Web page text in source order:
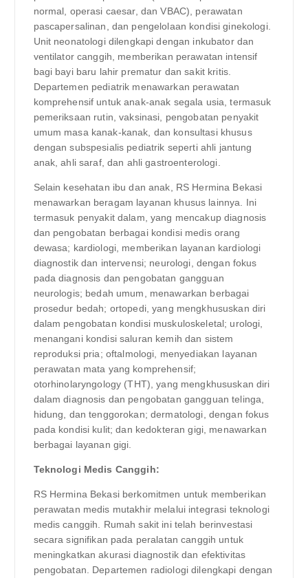
normal, operasi caesar, dan VBAC), perawatan
pascapersalinan, dan pengelolaan kondisi ginekologi.
Unit neonatologi dilengkapi dengan inkubator dan
ventilator canggih, memberikan perawatan intensif
bagi bayi baru lahir prematur dan sakit kritis.
Departemen pediatrik menawarkan perawatan
komprehensif untuk anak-anak segala usia, termasuk
pemeriksaan rutin, vaksinasi, pengobatan penyakit
umum masa kanak-kanak, dan konsultasi khusus
dengan subspesialis pediatrik seperti ahli jantung
anak, ahli saraf, dan ahli gastroenterologi.
Selain kesehatan ibu dan anak, RS Hermina Bekasi
menawarkan beragam layanan khusus lainnya. Ini
termasuk penyakit dalam, yang mencakup diagnosis
dan pengobatan berbagai kondisi medis orang
dewasa; kardiologi, memberikan layanan kardiologi
diagnostik dan intervensi; neurologi, dengan fokus
pada diagnosis dan pengobatan gangguan
neurologis; bedah umum, menawarkan berbagai
prosedur bedah; ortopedi, yang mengkhususkan diri
dalam pengobatan kondisi muskuloskeletal; urologi,
menangani kondisi saluran kemih dan sistem
reproduksi pria; oftalmologi, menyediakan layanan
perawatan mata yang komprehensif;
otorhinolaryngology (THT), yang mengkhususkan diri
dalam diagnosis dan pengobatan gangguan telinga,
hidung, dan tenggorokan; dermatologi, dengan fokus
pada kondisi kulit; dan kedokteran gigi, menawarkan
berbagai layanan gigi.
Teknologi Medis Canggih:
RS Hermina Bekasi berkomitmen untuk memberikan
perawatan medis mutakhir melalui integrasi teknologi
medis canggih. Rumah sakit ini telah berinvestasi
secara signifikan pada peralatan canggih untuk
meningkatkan akurasi diagnostik dan efektivitas
pengobatan. Departemen radiologi dilengkapi dengan